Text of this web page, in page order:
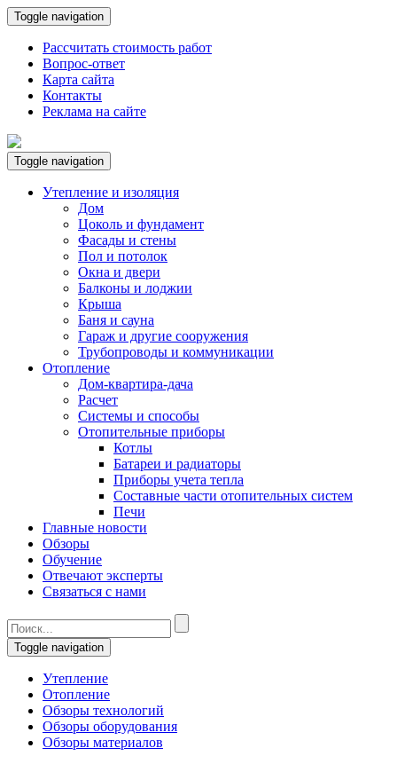
Toggle navigation
Рассчитать стоимость работ
Вопрос-ответ
Карта сайта
Контакты
Реклама на сайте
Toggle navigation
Утепление и изоляция
Дом
Цоколь и фундамент
Фасады и стены
Пол и потолок
Окна и двери
Балконы и лоджии
Крыша
Баня и сауна
Гараж и другие сооружения
Трубопроводы и коммуникации
Отопление
Дом-квартира-дача
Расчет
Системы и способы
Отопительные приборы
Котлы
Батареи и радиаторы
Приборы учета тепла
Составные части отопительных систем
Печи
Главные новости
Обзоры
Обучение
Отвечают эксперты
Связаться с нами
Toggle navigation
Утепление
Отопление
Обзоры технологий
Обзоры оборудования
Обзоры материалов